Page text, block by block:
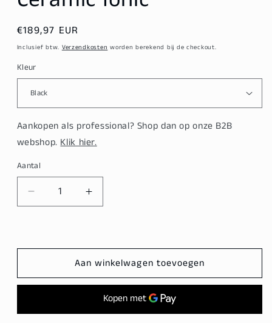
Normale
prijs
€189,97 EUR
Inclusief btw. Verzendkosten worden berekend bij de checkout.
Kleur
Aankopen als professional? Shop dan op onze B2B
webshop.Klik hier.
Aantal
Aantal
verlagen
3800
Ceramic
Aantal
verhogen
3800
Eco
Ceramic
Aan winkelwagen toevoegen